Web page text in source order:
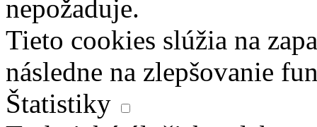
nepožaduje.
Tieto cookies slúžia na
následne na zlepšovanie
Štatistiky